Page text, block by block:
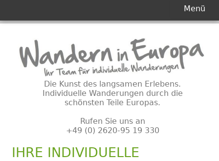
Inhalt
Die Kunst des langsamen Erlebens.
Individuelle Wanderungen durch die
schönsten Teile Europas.
Rufen Sie uns an
+49 (0) 2620-95 19 330
Menü
IHRE INDIVIDUELLE